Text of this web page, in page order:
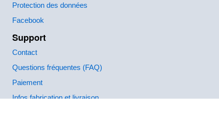
Protection des données
Facebook
Support
Contact
Questions fréquentes (FAQ)
Paiement
Infos fabrication et livraison